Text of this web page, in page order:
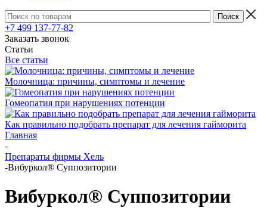
+7 499 137-77-82
Заказать звонок
Статьи
Все статьи
Молочница: причины, симптомы и лечение
Гомеопатия при нарушениях потенции
Как правильно подобрать препарат для лечения гайморита
Главная
-
Препараты фирмы Хель
-Вибуркол® Суппозитории
Вибуркол® Суппозитории